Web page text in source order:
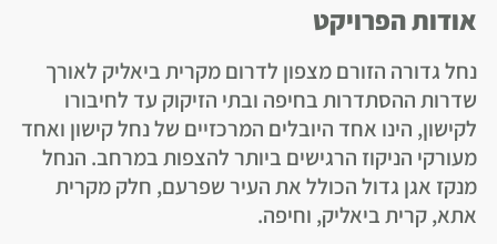
אודות הפרויקט
נחל גדורה הזורם מצפון לדרום מקרית ביאליק לאורך
שדרות ההסתדרות בחיפה ובתי הזיקוק עד לחיבורו
לקישון, הינו אחד היובלים המרכזיים של נחל קישון ואחד
מעורקי הניקוז הרגישים ביותר להצפות במרחב. הנחל
מנקז אגן גדול הכולל את העיר שפרעם, חלק מקרית
אתא, קרית ביאליק, וחיפה.